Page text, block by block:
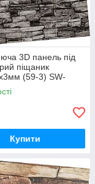
3D панель під
піщаник
(59-3) SW-
Купити